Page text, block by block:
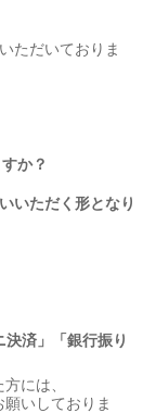
ただいておりま
か？
いただく形となり
決済」「銀行振り
には、
いしておりま